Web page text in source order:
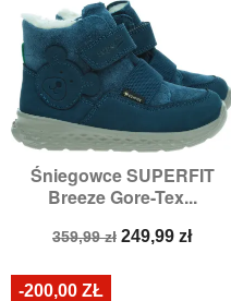
Śniegowce SUPERFIT
Breeze Gore-Tex...
Cena
359,99 zł Cena
249,99 zł
-200,00 ZŁ